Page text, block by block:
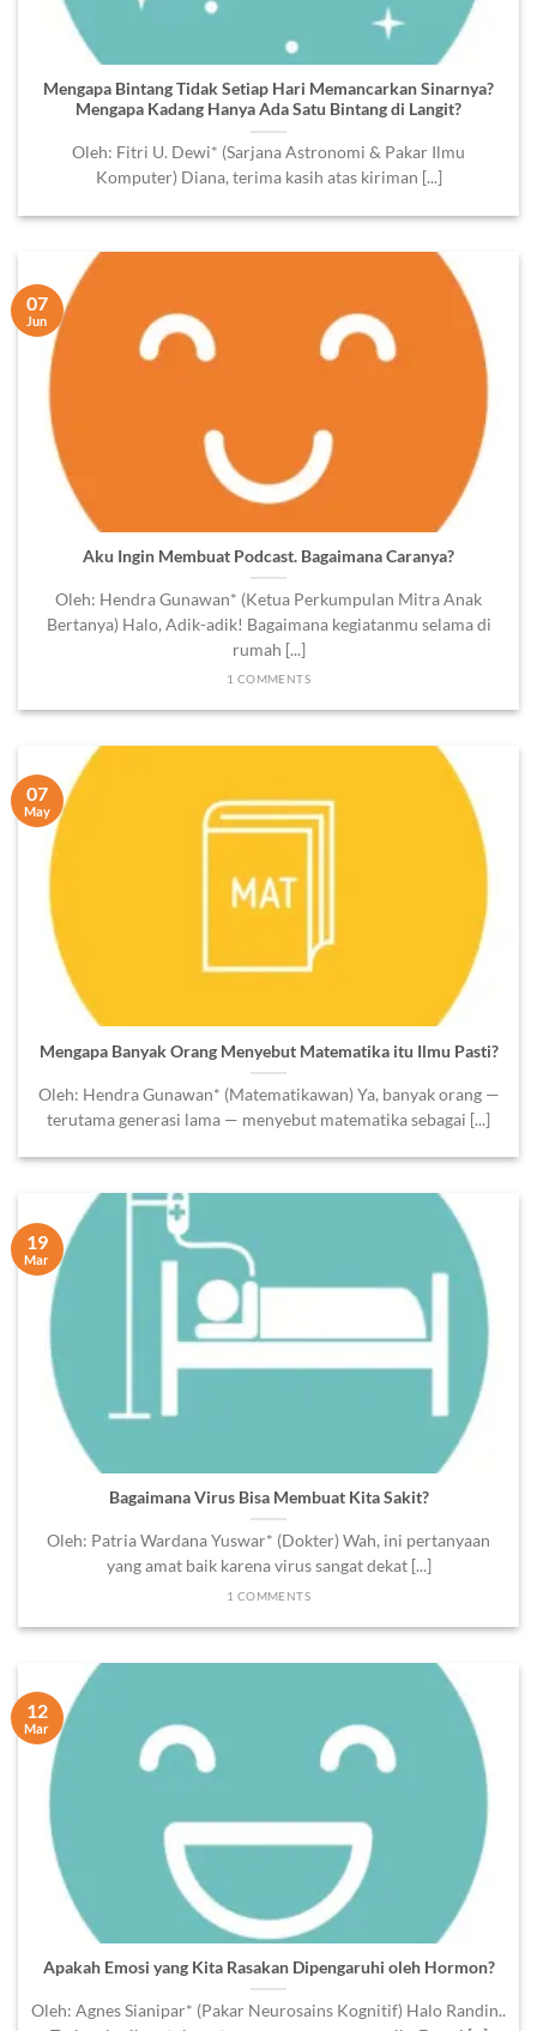
Mengapa Bintang Tidak Setiap Hari Memancarkan Sinarnya?
Mengapa Kadang Hanya Ada Satu Bintang di Langit?
Oleh: Fitri U. Dewi* (Sarjana Astronomi & Pakar Ilmu
Komputer) Diana, terima kasih atas kiriman [...]
Aku Ingin Membuat Podcast. Bagaimana Caranya?
Oleh: Hendra Gunawan* (Ketua Perkumpulan Mitra Anak
Bertanya) Halo, Adik-adik! Bagaimana kegiatanmu selama di
rumah [...]
1 COMMENTS
07
Jun
Mengapa Banyak Orang Menyebut Matematika itu Ilmu Pasti?
Oleh: Hendra Gunawan* (Matematikawan) Ya, banyak orang —
terutama generasi lama — menyebut matematika sebagai [...]
07
May
Bagaimana Virus Bisa Membuat Kita Sakit?
Oleh: Patria Wardana Yuswar* (Dokter) Wah, ini pertanyaan
yang amat baik karena virus sangat dekat [...]
1 COMMENTS
19
Mar
Apakah Emosi yang Kita Rasakan Dipengaruhi oleh Hormon?
Oleh: Agnes Sianipar* (Pakar Neurosains Kognitif) Halo Randin..
12
Mar